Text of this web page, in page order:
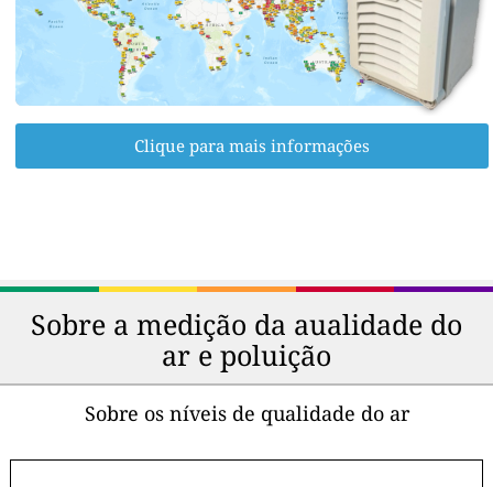
Clique para mais informações
Sobre a medição da aualidade do
ar e poluição
Sobre os níveis de qualidade do ar